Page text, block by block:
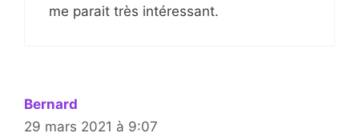
me parait très intéressant.
Bernard
29 mars 2021 à 9:07